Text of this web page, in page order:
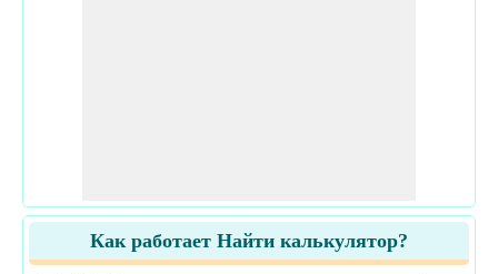
Как работает Найти калькулятор?